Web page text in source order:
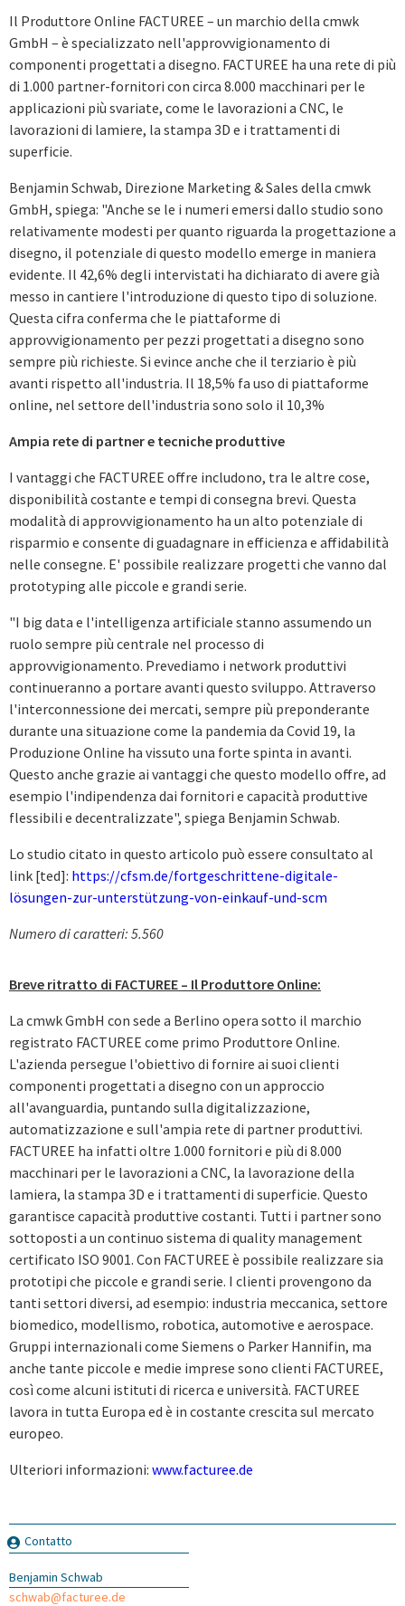
Il Produttore Online FACTUREE – un marchio della cmwk
GmbH – è specializzato nell'approvvigionamento di
componenti progettati a disegno. FACTUREE ha una rete di più
di 1.000 partner-fornitori con circa 8.000 macchinari per le
applicazioni più svariate, come le lavorazioni a CNC, le
lavorazioni di lamiere, la stampa 3D e i trattamenti di
superficie.
Benjamin Schwab, Direzione Marketing & Sales della cmwk
GmbH, spiega: "Anche se le i numeri emersi dallo studio sono
relativamente modesti per quanto riguarda la progettazione a
disegno, il potenziale di questo modello emerge in maniera
evidente. Il 42,6% degli intervistati ha dichiarato di avere già
messo in cantiere l'introduzione di questo tipo di soluzione.
Questa cifra conferma che le piattaforme di
approvvigionamento per pezzi progettati a disegno sono
sempre più richieste. Si evince anche che il terziario è più
avanti rispetto all'industria. Il 18,5% fa uso di piattaforme
online, nel settore dell'industria sono solo il 10,3%
Ampia rete di partner e tecniche produttive
I vantaggi che FACTUREE offre includono, tra le altre cose,
disponibilità costante e tempi di consegna brevi. Questa
modalità di approvvigionamento ha un alto potenziale di
risparmio e consente di guadagnare in efficienza e affidabilità
nelle consegne. E' possibile realizzare progetti che vanno dal
prototyping alle piccole e grandi serie.
"I big data e l'intelligenza artificiale stanno assumendo un
ruolo sempre più centrale nel processo di
approvvigionamento. Prevediamo i network produttivi
continueranno a portare avanti questo sviluppo. Attraverso
l'interconnessione dei mercati, sempre più preponderante
durante una situazione come la pandemia da Covid 19, la
Produzione Online ha vissuto una forte spinta in avanti.
Questo anche grazie ai vantaggi che questo modello offre, ad
esempio l'indipendenza dai fornitori e capacità produttive
flessibili e decentralizzate", spiega Benjamin Schwab.
Lo studio citato in questo articolo può essere consultato al
link [ted]: https://cfsm.de/fortgeschrittene-digitale-
lösungen-zur-unterstützung-von-einkauf-und-scm
Numero di caratteri: 5.560
Breve ritratto di FACTUREE – Il Produttore Online:
La cmwk GmbH con sede a Berlino opera sotto il marchio
registrato FACTUREE come primo Produttore Online.
L'azienda persegue l'obiettivo di fornire ai suoi clienti
componenti progettati a disegno con un approccio
all'avanguardia, puntando sulla digitalizzazione,
automatizzazione e sull'ampia rete di partner produttivi.
FACTUREE ha infatti oltre 1.000 fornitori e più di 8.000
macchinari per le lavorazioni a CNC, la lavorazione della
lamiera, la stampa 3D e i trattamenti di superficie. Questo
garantisce capacità produttive costanti. Tutti i partner sono
sottoposti a un continuo sistema di quality management
certificato ISO 9001. Con FACTUREE è possibile realizzare sia
prototipi che piccole e grandi serie. I clienti provengono da
tanti settori diversi, ad esempio: industria meccanica, settore
biomedico, modellismo, robotica, automotive e aerospace.
Gruppi internazionali come Siemens o Parker Hannifin, ma
anche tante piccole e medie imprese sono clienti FACTUREE,
così come alcuni istituti di ricerca e università. FACTUREE
lavora in tutta Europa ed è in costante crescita sul mercato
europeo.
Ulteriori informazioni: www.facturee.de
Contatto
Benjamin Schwab
schwab@facturee.de